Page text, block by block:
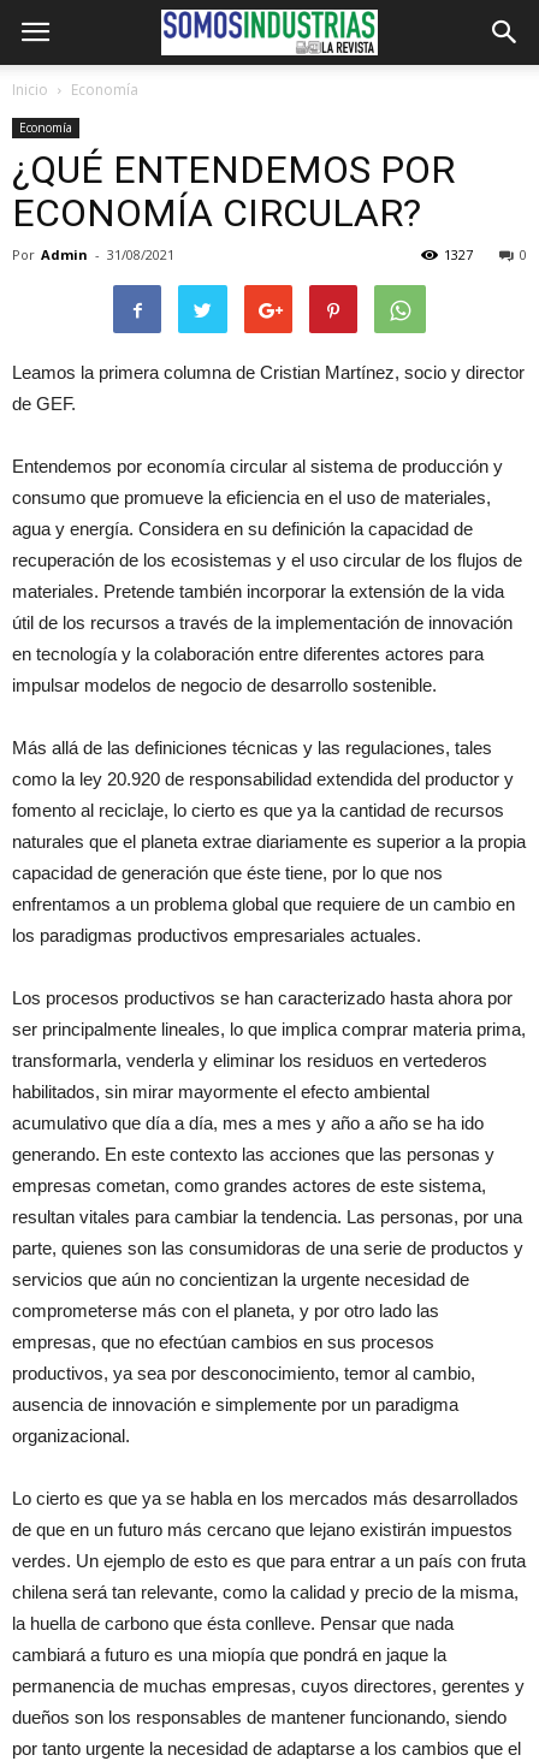
Inicio Economía
Economía
¿QUÉ ENTENDEMOS POR
ECONOMÍA CIRCULAR?
Por Admin - 31/08/2021 0
1327
Leamos la primera columna de Cristian Martínez, socio y director
de GEF.
Entendemos por economía circular al sistema de producción y
consumo que promueve la eficiencia en el uso de materiales,
agua y energía. Considera en su definición la capacidad de
recuperación de los ecosistemas y el uso circular de los flujos de
materiales. Pretende también incorporar la extensión de la vida
útil de los recursos a través de la implementación de innovación
en tecnología y la colaboración entre diferentes actores para
impulsar modelos de negocio de desarrollo sostenible.
Más allá de las definiciones técnicas y las regulaciones, tales
como la ley 20.920 de responsabilidad extendida del productor y
fomento al reciclaje, lo cierto es que ya la cantidad de recursos
naturales que el planeta extrae diariamente es superior a la propia
capacidad de generación que éste tiene, por lo que nos
enfrentamos a un problema global que requiere de un cambio en
los paradigmas productivos empresariales actuales.
Los procesos productivos se han caracterizado hasta ahora por
ser principalmente lineales, lo que implica comprar materia prima,
transformarla, venderla y eliminar los residuos en vertederos
habilitados, sin mirar mayormente el efecto ambiental
acumulativo que día a día, mes a mes y año a año se ha ido
generando. En este contexto las acciones que las personas y
empresas cometan, como grandes actores de este sistema,
resultan vitales para cambiar la tendencia. Las personas, por una
parte, quienes son las consumidoras de una serie de productos y
servicios que aún no concientizan la urgente necesidad de
comprometerse más con el planeta, y por otro lado las
empresas, que no efectúan cambios en sus procesos
productivos, ya sea por desconocimiento, temor al cambio,
ausencia de innovación e simplemente por un paradigma
organizacional.
Lo cierto es que ya se habla en los mercados más desarrollados
de que en un futuro más cercano que lejano existirán impuestos
verdes. Un ejemplo de esto es que para entrar a un país con fruta
chilena será tan relevante, como la calidad y precio de la misma,
la huella de carbono que ésta conlleve. Pensar que nada
cambiará a futuro es una miopía que pondrá en jaque la
permanencia de muchas empresas, cuyos directores, gerentes y
dueños son los responsables de mantener funcionando, siendo
por tanto urgente la necesidad de adaptarse a los cambios que el